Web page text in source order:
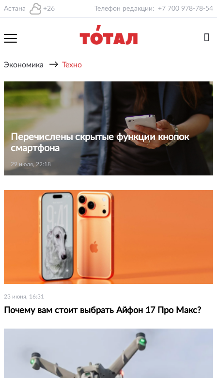
Астана +26 Телефон редакции: +7 700 978-78-54
Экономика → Техно
Перечислены скрытые функции кнопок
смартфона
29 июля, 22:18
23 июня, 16:31
Почему вам стоит выбрать Айфон 17 Про Макс?